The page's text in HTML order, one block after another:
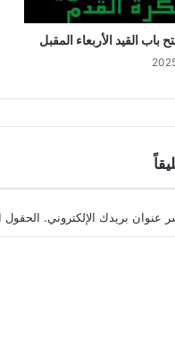
باب القيد الأربعاء المقبل
عنوان بريدك الإلكتروني. الحقول